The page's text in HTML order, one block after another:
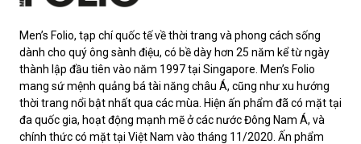
Men’s Folio, tạp chí quốc tế về thời trang và phong cách sống
dành cho quý ông sành điệu, có bề dày hơn 25 năm kể từ ngày
thành lập đầu tiên vào năm 1997 tại Singapore. Men’s Folio
mang sứ mệnh quảng bá tài năng châu Á, cũng như xu hướng
thời trang nổi bật nhất qua các mùa. Hiện ấn phẩm đã có mặt tại
đa quốc gia, hoạt động mạnh mẽ ở các nước Đông Nam Á, và
chính thức có mặt tại Việt Nam vào tháng 11/2020. Ấn phẩm